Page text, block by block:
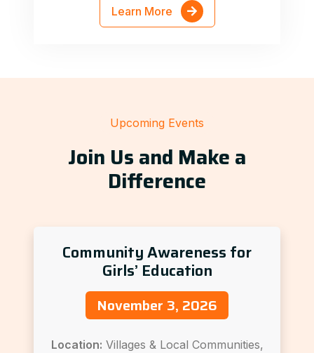
Learn More
Upcoming Events
Join Us and Make a
Difference
Community Awareness for
Girls’ Education
November 3, 2026
Location: Villages & Local Communities,